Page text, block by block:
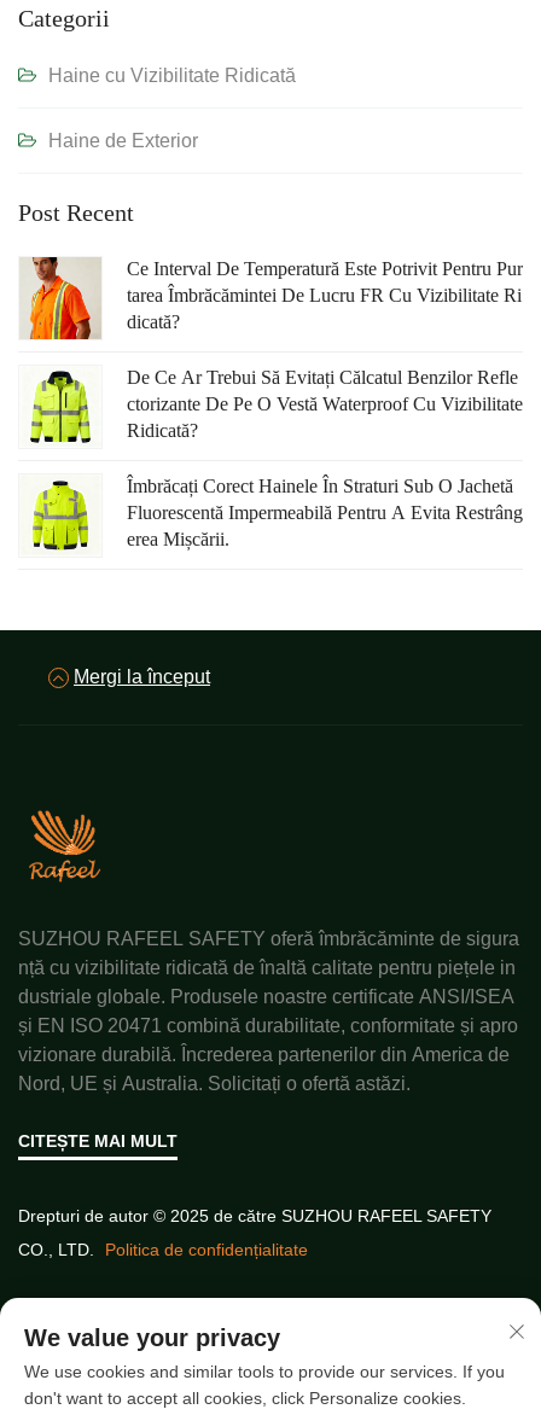
Categorii
Haine cu Vizibilitate Ridicată
Haine de Exterior
Post Recent
Ce Interval De Temperatură Este Potrivit Pentru Pur
Tarea Îmbrăcămintei De Lucru FR Cu Vizibilitate Ri
Dicată?
De Ce Ar Trebui Să Evitați Călcatul Benzilor Refle
Ctorizante De Pe O Vestă Waterproof Cu Vizibilitate
Ridicată?
Îmbrăcați Corect Hainele În Straturi Sub O Jachetă
Fluorescentă Impermeabilă Pentru A Evita Restrâng
Erea Mișcării.
Mergi la început
SUZHOU RAFEEL SAFETY oferă îmbrăcăminte de sigura
nță cu vizibilitate ridicată de înaltă calitate pentru piețele in
dustriale globale. Produsele noastre certificate ANSI/ISEA
și EN ISO 20471 combină durabilitate, conformitate și apro
vizionare durabilă. Încrederea partenerilor din America de
Nord, UE și Australia. Solicitați o ofertă astăzi.
CITEȘTE MAI MULT
Drepturi de autor © 2025 de către SUZHOU RAFEEL SAFETY
CO., LTD.
Politica de confidențialitate
We value your privacy
We use cookies and similar tools to provide our services. If you
don't want to accept all cookies, click Personalize cookies.